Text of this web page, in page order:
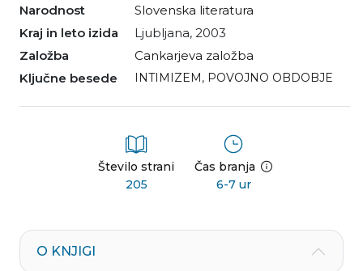
Narodnost
slovenska literatura
Kraj in leto izida
Ljubljana, 2003
Založba
Cankarjeva založba
Ključne besede
INTIMIZEM, POVOJNO OBDOBJE
Število strani
205
Čas branja
6-7 ur
O KNJIGI